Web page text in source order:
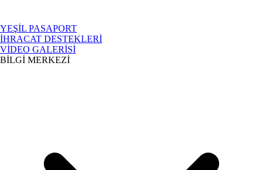
YEŞİL PASAPORT
İHRACAT DESTEKLERİ
VİDEO GALERİSİ
BİLGİ MERKEZİ